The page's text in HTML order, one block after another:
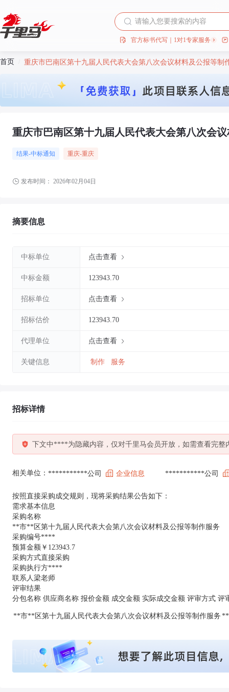
官方标书代写｜1对1专家服务
首页 重庆市巴南区第十九届人民代表大会第八次会议材料及公报等制
重庆市巴南区第十九届人民代表大会第八次会
结果-中标通知 重庆-重庆
发布时间： 2026年02月04日
摘要信息
中标单位 点击查看
中标金额 123943.70
招标单位 点击查看
招标估价 123943.70
代理单位 点击查看
关键信息 制作 服务
招标详情
下文中****为隐藏内容，仅对千里马会员开放，如需查看完整
相关单位： ***********公司 企业信息 ***********公司
按照直接采购成交规则，现将采购结果公告如下：
需求基本信息
采购名称
**市**区第十九届人民代表大会第八次会议材料及公报等制作服务
采购编号****
预算金额￥123943.7
采购方式直接采购
采购执行方****
联系人梁老师
评审结果
分包名称 供应商名称 报价金额 成交金额 实际成交金额 评审方式 评
**市**区第十九届人民代表大会第八次会议材料及公报等制作服务